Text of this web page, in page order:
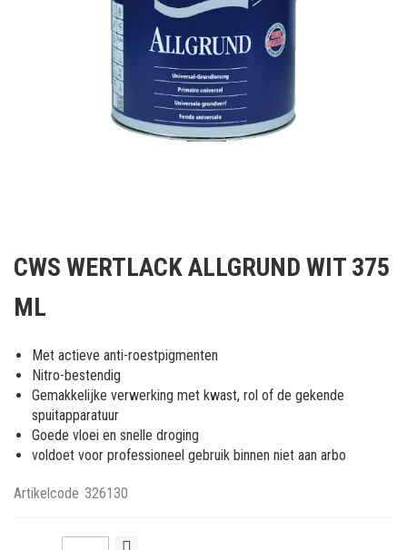
het
van
afbeeldingen-
gallerij
CWS WERTLACK ALLGRUND WIT 375
ML
Met actieve anti-roestpigmenten
Nitro-bestendig
Gemakkelijke verwerking met kwast, rol of de gekende
spuitapparatuur
Goede vloei en snelle droging
voldoet voor professioneel gebruik binnen niet aan arbo
Artikelcode 326130